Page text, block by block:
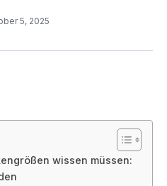
5, 2025
wissen müssen: